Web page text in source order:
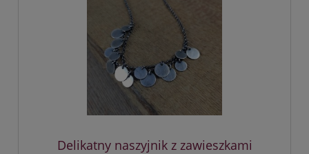
Delikatny naszyjnik z zawieszkami